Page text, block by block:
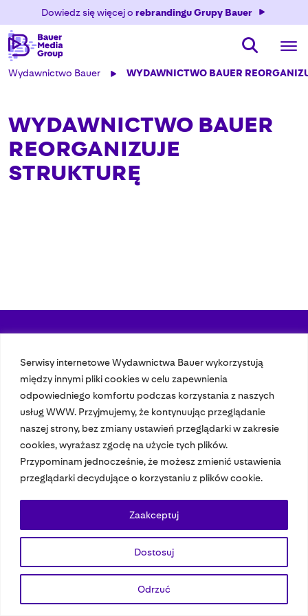
Serwisy internetowe Wydawnictwa Bauer wykorzystują
między innymi pliki cookies w celu zapewnienia
odpowiedniego komfortu podczas korzystania z naszych
usług WWW. Przyjmujemy, że kontynuując przeglądanie
naszej strony, bez zmiany ustawień przeglądarki w zakresie
cookies, wyrażasz zgodę na użycie tych plików.
Przypominam jednocześnie, że możesz zmienić ustawienia
przeglądarki decydujące o korzystaniu z plików cookie.
Dostosuj
Odrzuć
Zaakceptuj
Dowiedz się więcej o rebrandingu Grupy Bauer
Wydawnictwo Bauer WYDAWNICTWO BAUER
WYDAWNICTWO BAUER
REORGANIZUJE
STRUKTURĘ
Nasze czasopisma
Nasze strony
© 2023 Bauer Media Group, All Rights Reserved.
Polityka prywatnościDane osoboweWydawca EMFASpeak Up